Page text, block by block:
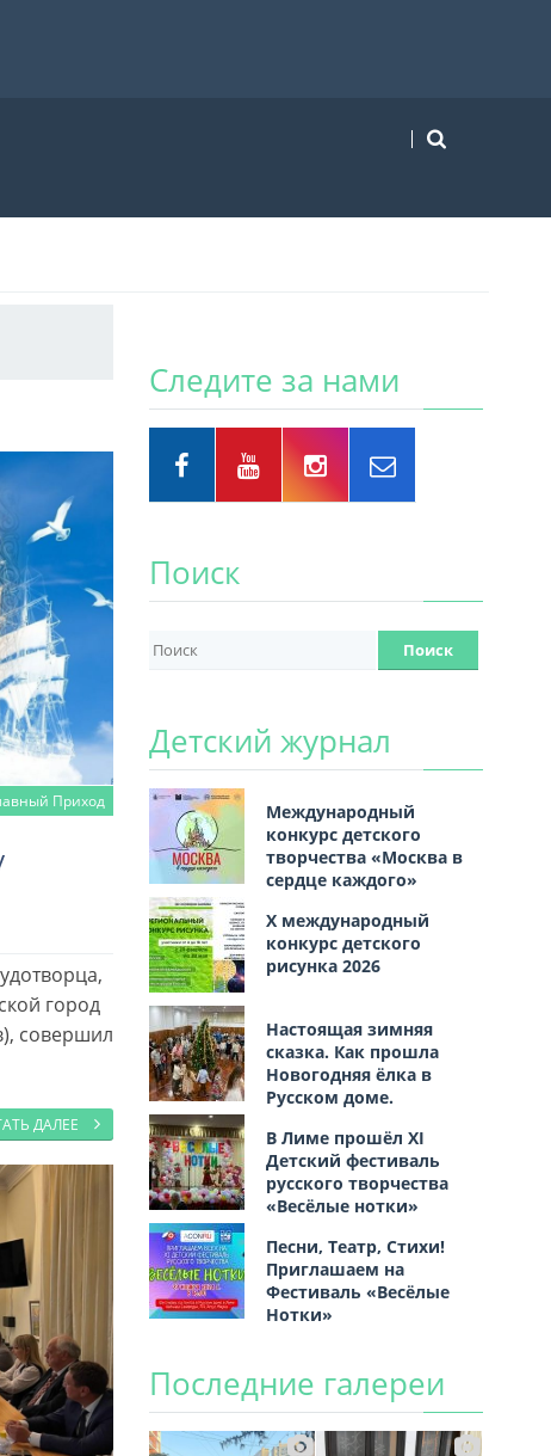
Приход
город
совершил
ДАЛЕЕ
Следите за нами
Поиск
Детский журнал
Международный
конкурс детского
творчества «Москва в
сердце каждого»
Х международный
конкурс детского
рисунка 2026
Настоящая зимняя
сказка. Как прошла
Новогодняя ёлка в
Русском доме.
В Лиме прошёл XI
Детский фестиваль
русского творчества
«Весёлые нотки»
Песни, Театр, Стихи!
Приглашаем на
Фестиваль «Весёлые
Нотки»
Последние галереи